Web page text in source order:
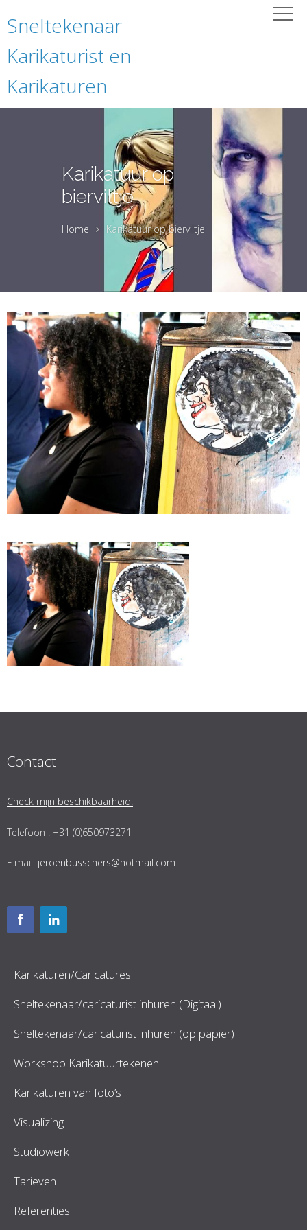
Sneltekenaar
Karikaturist en
Karikaturen
Karikatuur op
bierviltje
Home Karikatuur op bierviltje
Contact
Check mijn beschikbaarheid.
Telefoon : +31 (0)650973271
E.mail: jeroenbusschers@hotmail.com
Karikaturen/Caricatures
Sneltekenaar/caricaturist inhuren (Digitaal)
Sneltekenaar/caricaturist inhuren (op papier)
Workshop Karikatuurtekenen
Karikaturen van foto’s
Visualizing
Studiowerk
Tarieven
Referenties